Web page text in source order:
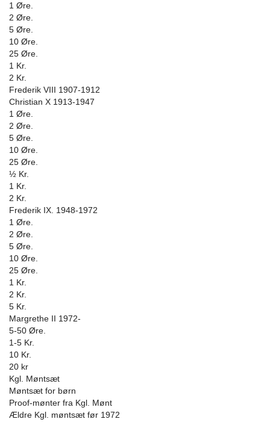
1 Øre.
2 Øre.
5 Øre.
10 Øre.
25 Øre.
1 Kr.
2 Kr.
Frederik VIII 1907-1912
Christian X 1913-1947
1 Øre.
2 Øre.
5 Øre.
10 Øre.
25 Øre.
½ Kr.
1 Kr.
2 Kr.
Frederik IX. 1948-1972
1 Øre.
2 Øre.
5 Øre.
10 Øre.
25 Øre.
1 Kr.
2 Kr.
5 Kr.
Margrethe II 1972-
5-50 Øre.
1-5 Kr.
10 Kr.
20 kr
Kgl. Møntsæt
Møntsæt for børn
Proof-mønter fra Kgl. Mønt
Ældre Kgl. møntsæt før 1972